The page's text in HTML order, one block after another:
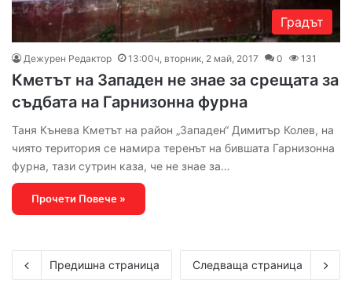
Градът
Дежурен Редактор 13:00ч, вторник, 2 май, 2017 0 131
Кметът на Западен не знае за срещата за
съдбата на Гарнизонна фурна
Таня Кънева Кметът на район „Западен“ Димитър Колев, на
чиято територия се намира теренът на бившата Гарнизонна
фурна, тази сутрин каза, че не знае за…
Прочети Повече »
Предишна страница Следваща страница